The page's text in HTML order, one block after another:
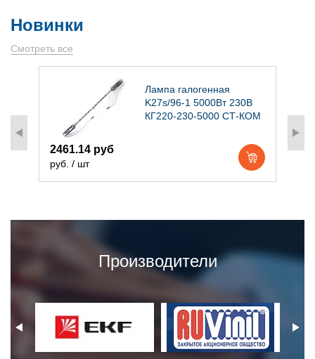
Новинки
Смотреть все
Лампа галогенная
K27s/96-1 5000Вт 230В
КГ220-230-5000 СТ-КОМ
2461.14 руб
руб. / шт
Производители